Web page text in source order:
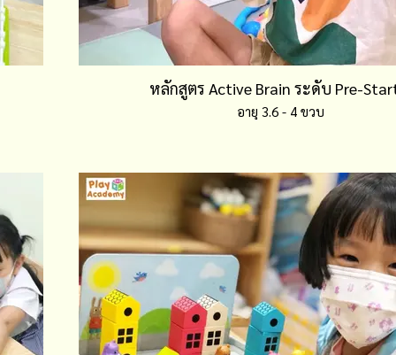
หลักสูตร Active Brain ระดับ Pre-
อายุ 3.6 - 4 ขวบ